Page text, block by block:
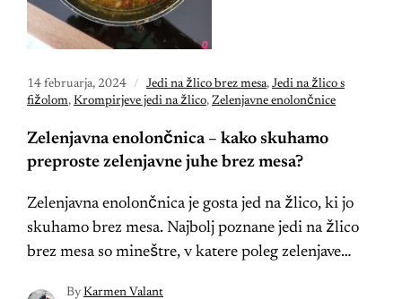
14 februarja, 2024 Jedi na žlico brez mesa, Jedi na žlico s
fižolom, Krompirjeve jedi na žlico, Zelenjavne enolončnice
Zelenjavna enolončnica – kako skuhamo
preproste zelenjavne juhe brez mesa?
Zelenjavna enolončnica je gosta jed na žlico, ki jo
skuhamo brez mesa. Najbolj poznane jedi na žlico
brez mesa so mineštre, v katere poleg zelenjave…
By Karmen Valant